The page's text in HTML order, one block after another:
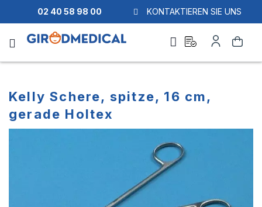
02 40 58 98 00 KONTAKTIEREN SIE UNS
Suche
quote
Konto
Kelly Schere, spitze, 16 cm,
gerade Holtex